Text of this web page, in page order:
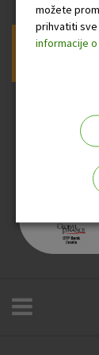
Prijava na
možete
prihvatiti sve
informacije o